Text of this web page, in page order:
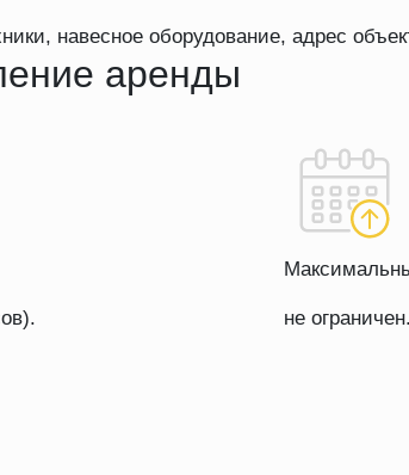
навесное оборудование, адрес
аренды
не ограничен.